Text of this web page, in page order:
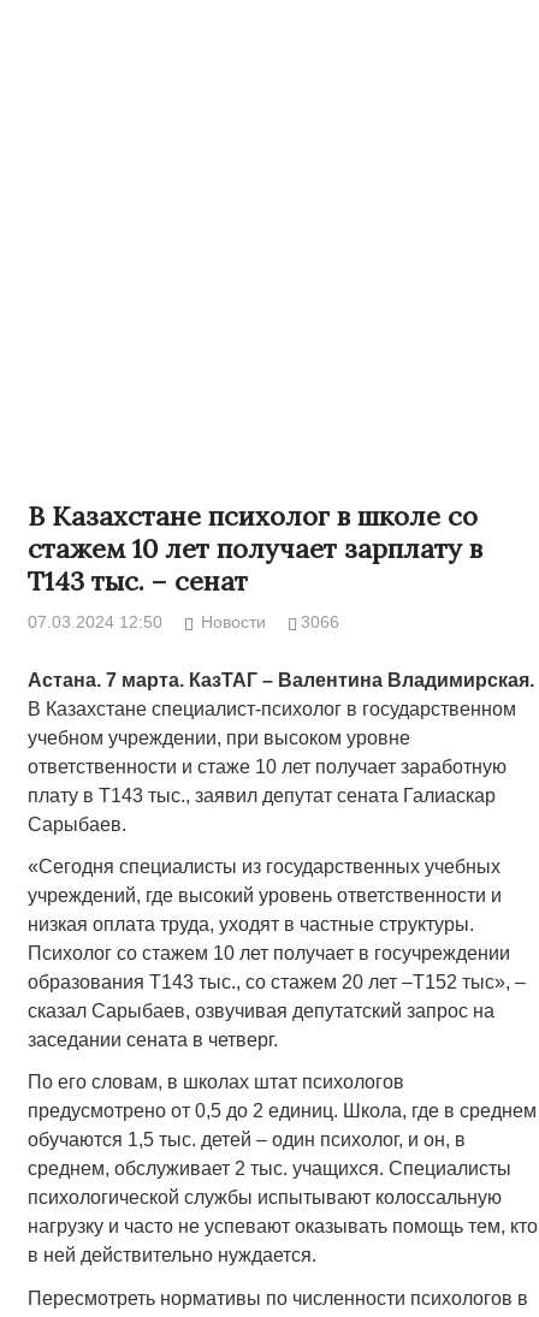
В Казахстане психолог в школе со
стажем 10 лет получает зарплату в
Т143 тыс. – сенат
07.03.2024 12:50 Новости 3066
Астана. 7 марта. КазТАГ – Валентина Владимирская.
В Казахстане специалист-психолог в государственном
учебном учреждении, при высоком уровне
ответственности и стаже 10 лет получает заработную
плату в Т143 тыс., заявил депутат сената Галиаскар
Сарыбаев.
«Сегодня специалисты из государственных учебных
учреждений, где высокий уровень ответственности и
низкая оплата труда, уходят в частные структуры.
Психолог со стажем 10 лет получает в госучреждении
образования Т143 тыс., со стажем 20 лет –Т152 тыс», –
сказал Сарыбаев, озвучивая депутатский запрос на
заседании сената в четверг.
По его словам, в школах штат психологов
предусмотрено от 0,5 до 2 единиц. Школа, где в среднем
обучаются 1,5 тыс. детей – один психолог, и он, в
среднем, обслуживает 2 тыс. учащихся. Специалисты
психологической службы испытывают колоссальную
нагрузку и часто не успевают оказывать помощь тем, кто
в ней действительно нуждается.
Пересмотреть нормативы по численности психологов в